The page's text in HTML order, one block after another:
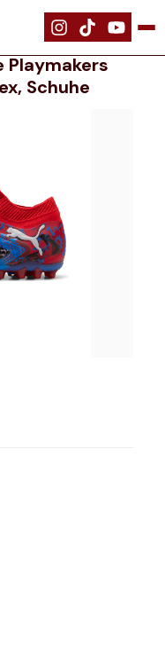
PLAYMAKERS MG
Playmakers
Schuhe